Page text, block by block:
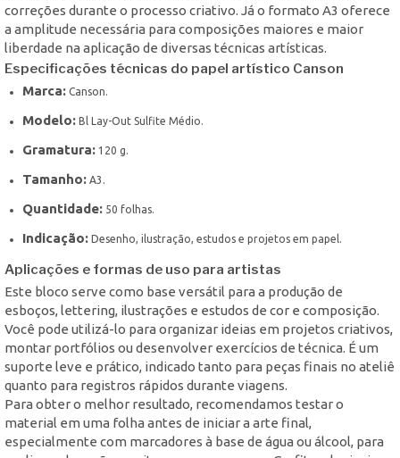
correções durante o processo criativo. Já o formato A3 oferece
a amplitude necessária para composições maiores e maior
liberdade na aplicação de diversas técnicas artísticas.
Especificações técnicas do papel artístico Canson
Marca: Canson.
Modelo: Bl Lay-Out Sulfite Médio.
Gramatura: 120 g.
Tamanho: A3.
Quantidade: 50 folhas.
Indicação: Desenho, ilustração, estudos e projetos em papel.
Aplicações e formas de uso para artistas
Este bloco serve como base versátil para a produção de
esboços, lettering, ilustrações e estudos de cor e composição.
Você pode utilizá-lo para organizar ideias em projetos criativos,
montar portfólios ou desenvolver exercícios de técnica. É um
suporte leve e prático, indicado tanto para peças finais no ateliê
quanto para registros rápidos durante viagens.
Para obter o melhor resultado, recomendamos testar o
material em uma folha antes de iniciar a arte final,
especialmente com marcadores à base de água ou álcool, para